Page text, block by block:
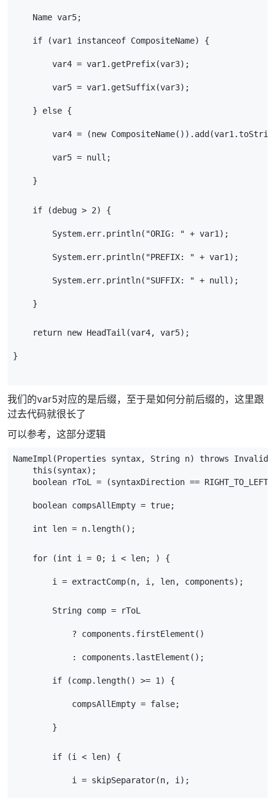
    Name var5;
    if (var1 instanceof CompositeName) {
        var4 = var1.getPrefix(var3);
        var5 = var1.getSuffix(var3);
    } else {
var4 = (new
        var5 = null;
    }
    if (debug > 2) {
        System.err.println("ORIG: " + var1);
        System.err.println("PREFIX: " + var1);
        System.err.println("SUFFIX: " + null);
    }
    return new HeadTail(var4, var5);
}
我们的var5对应的是后缀，至于是如何分前后缀的，这里跟
过去代码就很长了
可以参考，这部分逻辑
NameImpl(Properties syntax, String n) throws
    this(syntax);
boolean rToL = (syntaxDirection ==
    boolean compsAllEmpty = true;
    int len = n.length();
    for (int i = 0; i < len; ) {
        i = extractComp(n, i, len, components);
        String comp = rToL
            ? components.firstElement()
            : components.lastElement();
        if (comp.length() >= 1) {
            compsAllEmpty = false;
        }
        if (i < len) {
            i = skipSeparator(n, i);